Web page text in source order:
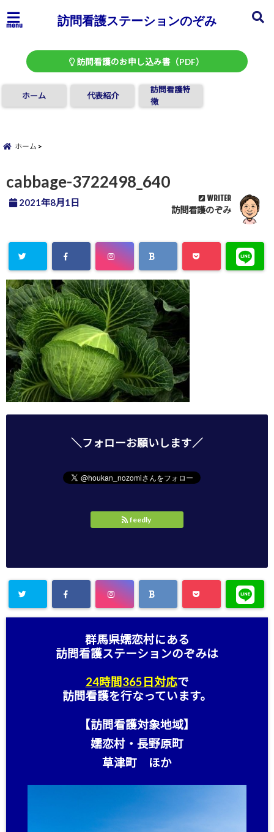
menu 訪問看護ステーションのぞみ
訪問看護のお申し込み書（PDF）
ホーム 代表紹介
訪問看護特
徴
ホーム
cabbage-3722498_640
2021年8月1日 WRITER
訪問看護のぞみ
＼フォローお願いします／
feedly
群馬県嬬恋村にある
訪問看護ステーションのぞみは
24時間365日対応で
訪問看護を行なっています。
【訪問看護対象地域】
嬬恋村・長野原町
草津町 ほか